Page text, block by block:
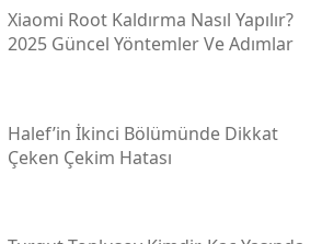
Xiaomi Root Kaldırma Nasıl Yapılır?
2025 Güncel Yöntemler Ve Adımlar
Halef’in İkinci Bölümünde Dikkat
Çeken Çekim Hatası